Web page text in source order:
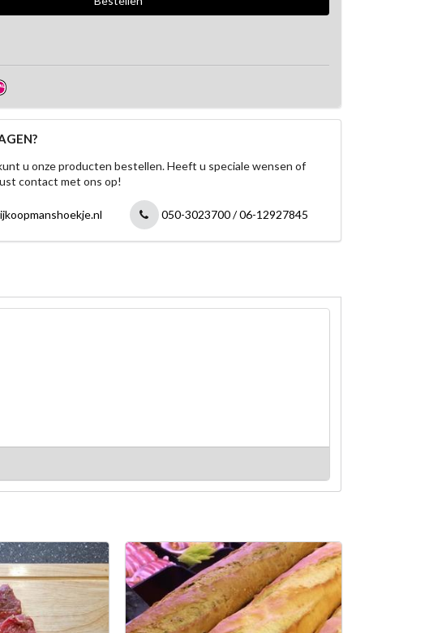
u onze producten bestellen. Heeft u speciale wensen of
contact met ons op!
050-3023700 / 06-12927845